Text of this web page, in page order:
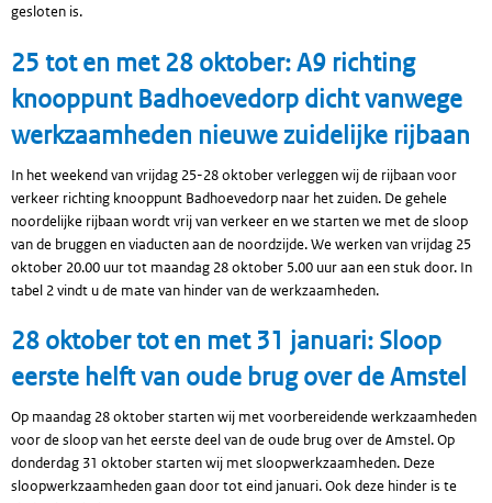
gesloten is.
25 tot en met 28 oktober: A9 richting
knooppunt Badhoevedorp dicht vanwege
werkzaamheden nieuwe zuidelijke rijbaan
In het weekend van vrijdag 25-28 oktober verleggen wij de rijbaan voor
verkeer richting knooppunt Badhoevedorp naar het zuiden. De gehele
noordelijke rijbaan wordt vrij van verkeer en we starten we met de sloop
van de bruggen en viaducten aan de noordzijde. We werken van vrijdag 25
oktober 20.00 uur tot maandag 28 oktober 5.00 uur aan een stuk door. In
tabel 2 vindt u de mate van hinder van de werkzaamheden.
28 oktober tot en met 31 januari: Sloop
eerste helft van oude brug over de Amstel
Op maandag 28 oktober starten wij met voorbereidende werkzaamheden
voor de sloop van het eerste deel van de oude brug over de Amstel. Op
donderdag 31 oktober starten wij met sloopwerkzaamheden. Deze
sloopwerkzaamheden gaan door tot eind januari. Ook deze hinder is te